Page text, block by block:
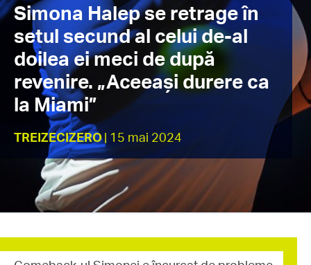
Simona Halep se retrage în
setul secund al celui de-al
doilea ei meci de după
revenire. „Aceeași durere ca
la Miami”
TREIZECIZERO| 15 mai 2024